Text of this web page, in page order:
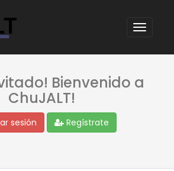
Bienvenido a
ChuJALT!
sesión Regístrate